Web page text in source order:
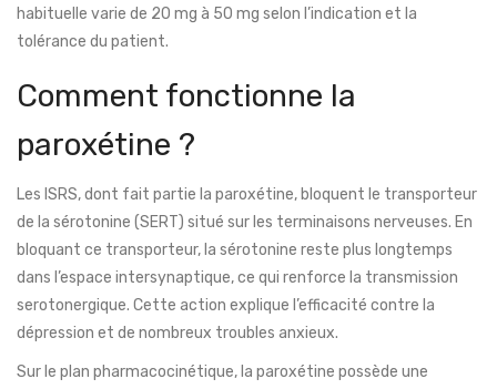
habituelle varie de 20 mg à 50 mg selon l’indication et la
tolérance du patient.
Comment fonctionne la
paroxétine ?
Les ISRS, dont fait partie la paroxétine, bloquent le transporteur
de la sérotonine (SERT) situé sur les terminaisons nerveuses. En
bloquant ce transporteur, la sérotonine reste plus longtemps
dans l’espace intersynaptique, ce qui renforce la transmission
serotonergique. Cette action explique l’efficacité contre la
dépression et de nombreux troubles anxieux.
Sur le plan pharmacocinétique, la paroxétine possède une